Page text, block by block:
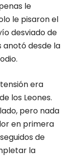
le
le pisaron el
desviado de
anotó desde la
era
los Leones.
pero nada
en primera
de
la